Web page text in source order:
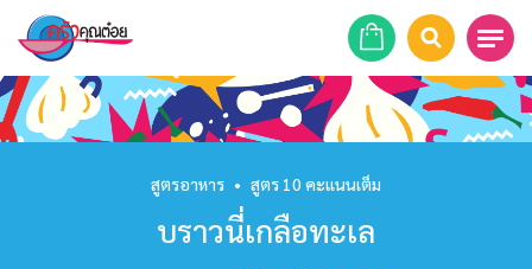
หน้าแรก
สูตรอาหาร • สูตร 10 คะแนนเต็ม
บราวนี่เกลือทะเล